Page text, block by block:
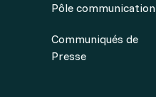
Pôle communication
Communiqués de
Presse